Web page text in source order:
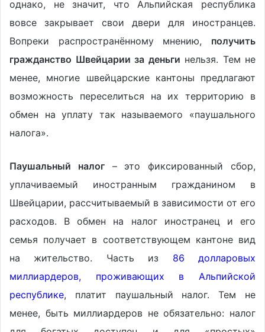
однако, не значит, что Альпийская республика
вовсе закрывает свои двери для иностранцев.
Вопреки распространённому мнению, получить
гражданство Швейцарии за деньги нельзя. Тем не
менее, многие швейцарские кантоны предлагают
возможность переселиться на их территорию в
обмен на уплату так называемого «паушального
налога».
Паушальный налог– это фиксированный сбор,
уплачиваемый иностранным гражданином в
Швейцарии, рассчитываемый в зависимости от его
расходов. В обмен на налог иностранец и его
семья получает в соответствующем кантоне вид
на жительство. Часть из 86 долларовых
миллиардеров, проживающих в Альпийской
республике, платит паушальный налог. Тем не
менее, быть миллиардеров не обязательно: налог